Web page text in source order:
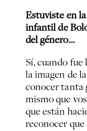
Estuviste en
infantil de
del género…
Sí, cuando
la imagen de
conocer tanta
mismo que
que están
reconocer